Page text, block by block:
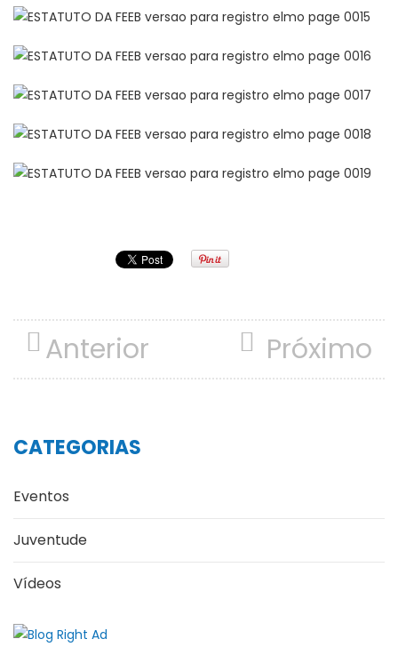
Anterior Próximo
CATEGORIAS
Eventos
Juventude
Vídeos